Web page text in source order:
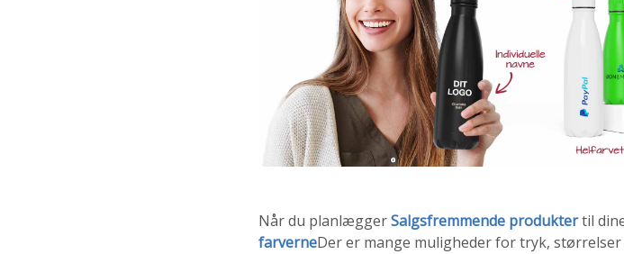
Når du planlæggerSalgsfremmende produktertil
farverneDer er mange muligheder for tryk,